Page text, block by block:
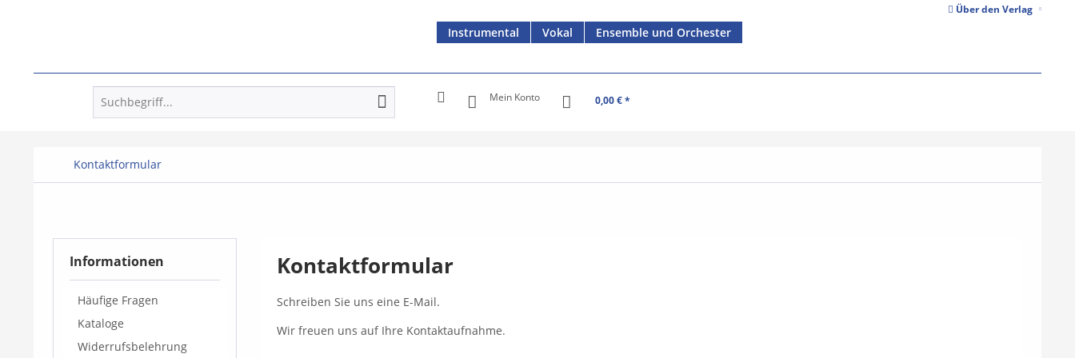
Über den Verlag
Instrumental Vokal Ensemble und Orchester
Mein Konto 0,00 € *
Kontaktformular
Informationen
Häufige Fragen
Kataloge
Widerrufsbelehrung
Kontaktformular
Schreiben Sie uns eine E-Mail.
Wir freuen uns auf Ihre Kontaktaufnahme.